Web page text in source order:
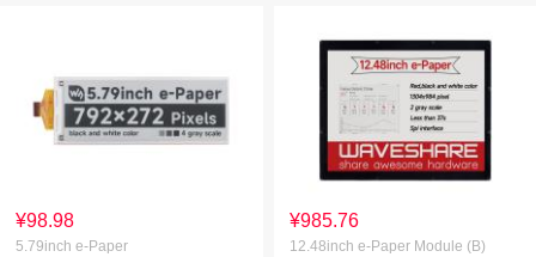
¥98.98
5.79inch e-Paper
¥985.76
12.48inch e-Paper Module (B)